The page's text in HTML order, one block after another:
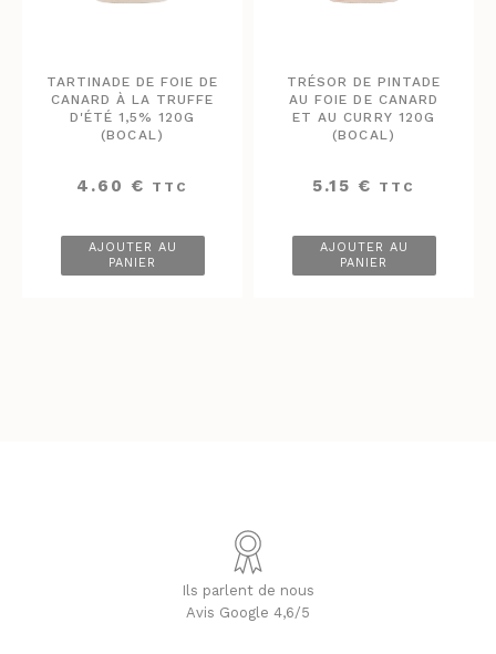
TARTINADE DE FOIE DE
CANARD À LA TRUFFE
D'ÉTÉ 1,5% 120G
(BOCAL)
4.60 € TTC
AJOUTER AU
PANIER
TRÉSOR DE PINTADE
AU FOIE DE CANARD
ET AU CURRY 120G
(BOCAL)
5.15 € TTC
AJOUTER AU
PANIER
Ils parlent de nous
Avis Google 4,6/5